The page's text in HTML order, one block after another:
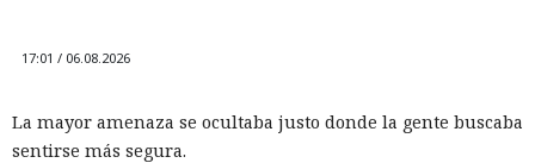
17:01 / 06.08.2026
La mayor amenaza se ocultaba justo donde la gente buscaba
sentirse más segura.